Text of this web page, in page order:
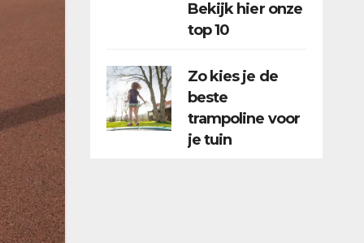
Bekijk hier onze
top 10
Zo kies je de
beste
trampoline voor
je tuin